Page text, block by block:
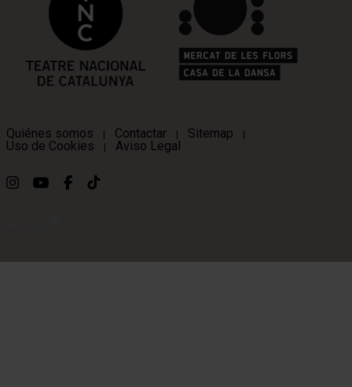
Quiénes somos | Contactar | Sitemap |
Uso de Cookies | Aviso Legal
Link a instagram
Link a youtube
Link a facebook
Link a ticktok